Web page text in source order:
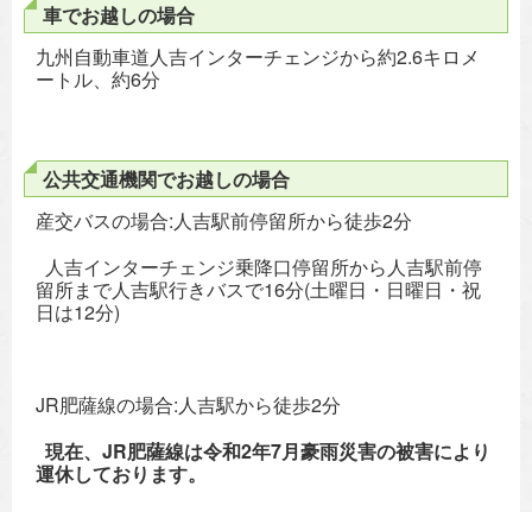
車でお越しの場合
九州自動車道人吉インターチェンジから約2.6キロメ
ートル、約6分
公共交通機関でお越しの場合
産交バスの場合:人吉駅前停留所から徒歩2分
人吉インターチェンジ乗降口停留所から人吉駅前停
留所まで人吉駅行きバスで16分(土曜日・日曜日・祝
日は12分)
JR肥薩線の場合:人吉駅から徒歩2分
現在、JR肥薩線は令和2年7月豪雨災害の被害により
運休しております。